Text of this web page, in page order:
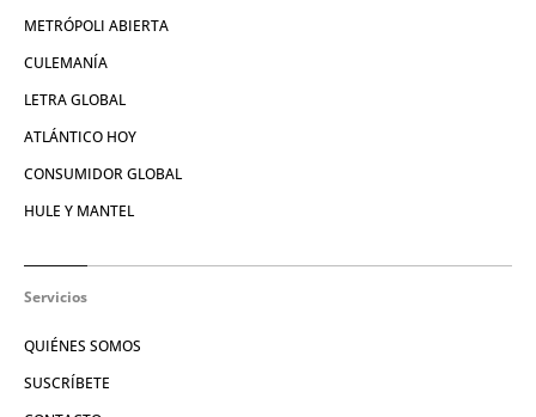
METRÓPOLI ABIERTA
CULEMANÍA
LETRA GLOBAL
ATLÁNTICO HOY
CONSUMIDOR GLOBAL
HULE Y MANTEL
Servicios
QUIÉNES SOMOS
SUSCRÍBETE